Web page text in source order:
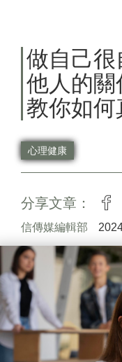
做自己
他人的
教你如何
心理健康
分享文章：
信傳媒編輯部